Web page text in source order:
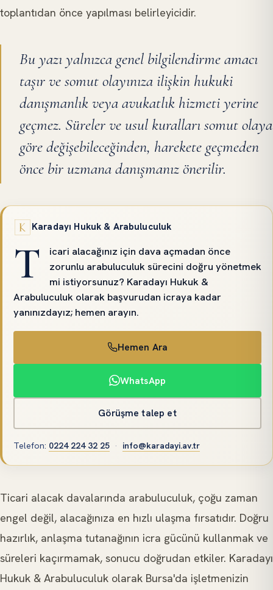
toplantıdan önce yapılması belirleyicidir.
Bu yazı yalnızca genel bilgilendirme amacı
taşır ve somut olayınıza ilişkin hukuki
danışmanlık veya avukatlık hizmeti yerine
geçmez. Süreler ve usul kuralları somut olaya
göre değişebileceğinden, harekete geçmeden
önce bir uzmana danışmanız önerilir.
Karadayı Hukuk & Arabuluculuk
T
icari alacağınız için dava açmadan önce
zorunlu arabuluculuk sürecini doğru yönetmek
mi istiyorsunuz? Karadayı Hukuk &
Arabuluculuk olarak başvurudan icraya kadar
yanınızdayız; hemen arayın.
Hemen Ara
WhatsApp
Görüşme talep et
Telefon: 0224 224 32 25 · info@karadayi.av.tr
Ticari alacak davalarında arabuluculuk, çoğu zaman
engel değil, alacağınıza en hızlı ulaşma fırsatıdır. Doğru
hazırlık, anlaşma tutanağının icra gücünü kullanmak ve
süreleri kaçırmamak, sonucu doğrudan etkiler. Karadayı
Hukuk & Arabuluculuk olarak Bursa'da işletmenizin